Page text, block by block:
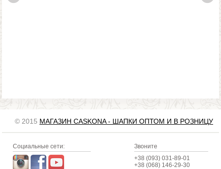
© 2015 МАГАЗИН CASKONA - ШАПКИ ОПТОМ И В РОЗНИЦУ
Социальные сети:
Звоните
+38 (093) 031-89-01
+38 (068) 146-29-30